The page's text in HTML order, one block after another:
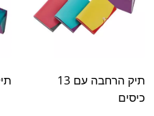
תיק הרחבה עם 13
כיסים